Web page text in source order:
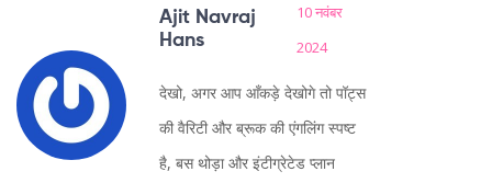
Ajit Navraj
Hans
10 नवंबर
2024
देखो, अगर आप आँकड़े देखोगे तो पॉट्स
की वैरिटी और ब्रूक की एंगलिंग स्पष्ट
है, बस थोड़ा और इंटीग्रेटेड प्लान